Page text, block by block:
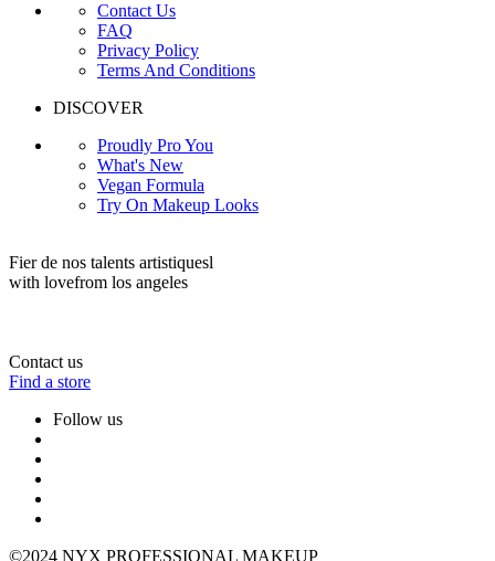
Contact Us
FAQ
Privacy Policy
Terms And Conditions
DISCOVER
Proudly Pro You
What's New
Vegan Formula
Try On Makeup Looks
Fier de nos talents artistiquesl
with lovefrom los angeles
Contact us
Find a store
Follow us
©2024 NYX PROFESSIONAL MAKEUP